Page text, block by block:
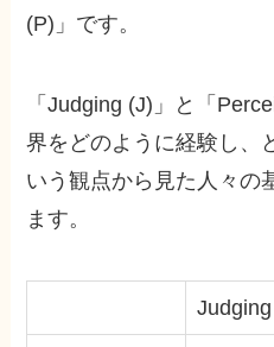
(P)」です。
「Judging (J)」と「
界をどのように経験し、
いう観点から見た人々の
ます。